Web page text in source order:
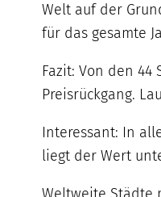
Welt auf der
für das gesamte
Fazit: Von den
Preisrückgang.
Interessant: In
liegt der Wert